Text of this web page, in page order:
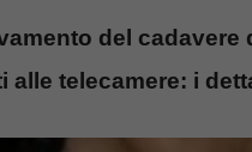
del cadavere
alle telecamere: i